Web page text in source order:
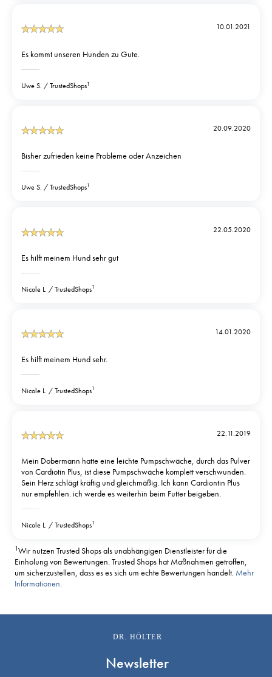
10.01.2021
Es kommt unseren Hunden zu Gute.
Uwe S. TrustedShops1
20.09.2020
Bisher zufrieden keine Probleme oder Anzeichen
Uwe S. TrustedShops1
22.05.2020
Es hilft meinem Hund sehr gut
Nicole L. TrustedShops1
14.01.2020
Es hilft meinem Hund sehr.
Nicole L. TrustedShops1
22.11.2019
Mein Dobermann hatte eine leichte Pumpschwäche, durch das Pulver
von Cardiotin Plus, ist diese Pumpschwäche komplett verschwunden.
Sein Herz schlägt kräftig und gleichmäßig. Ich kann Cardiontin Plus
nur empfehlen. ich werde es weiterhin beim Futter beigeben.
Nicole L. TrustedShops1
1Wir nutzen Trusted Shops als unabhängigen Dienstleister für die
Einholung von Bewertungen. Trusted Shops hat Maßnahmen getroffen,
um sicherzustellen, dass es es sich um echte Bewertungen handelt. Mehr
Informationen.
DR. HÖLTER
Newsletter